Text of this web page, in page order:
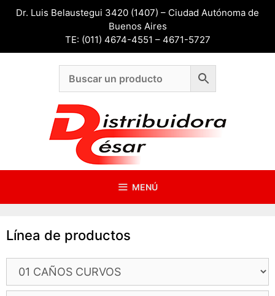
SaltarDr. Luis Belaustegui 3420 (1407) – Ciudad Autónoma de
Buenos Aires
TE: (011) 4674-4551 – 4671-5727
MENÚ
Línea de productos